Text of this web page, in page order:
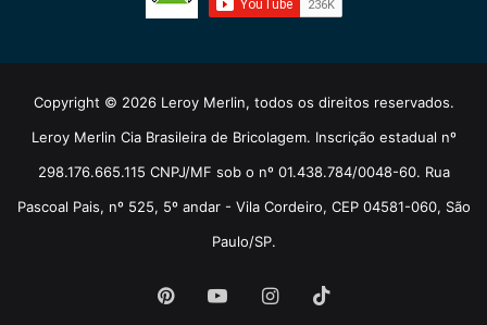
Copyright © 2026 Leroy Merlin, todos os direitos reservados.
Leroy Merlin Cia Brasileira de Bricolagem. Inscrição estadual nº
298.176.665.115 CNPJ/MF sob o nº 01.438.784/0048-60. Rua
Pascoal Pais, nº 525, 5º andar - Vila Cordeiro, CEP 04581-060, São
Paulo/SP.
PinterestYouTubeInstagram